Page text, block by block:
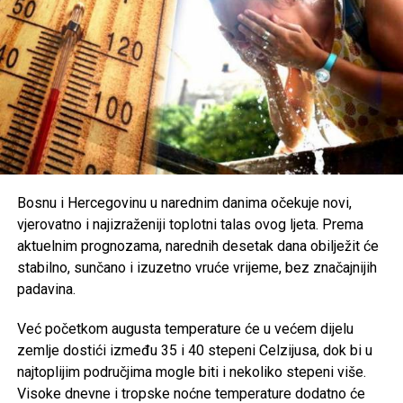
hidratacija, izbjegavanje boravka na otvorenom u
najtoplijem dijelu dana, nošenje lagane i svijetle odjeće te
zaštita od direktnog sunčevog zračenja.
Poseban oprez savjetuje sestarijim osobama, djeci,
hroničnim bolesnicima i svima koji rade na otvorenom
,
uz preporuku da se pridržavaju savjeta ljekara i, ukoliko je
moguće, borave u rashlađenim prostorijama tokom
najtoplijeg dijela dana.
Share Post
Share
Tweet Share
Bosnu i Hercegovinu u narednim danima očekuje novi,
vjerovatno i najizraženiji toplotni talas ovog ljeta. Prema
aktuelnim prognozama, narednih desetak dana obilježit će
stabilno, sunčano i izuzetno vruće vrijeme, bez značajnijih
padavina.
Već početkom augusta temperature će u većem dijelu
zemlje dostići između 35 i 40 stepeni Celzijusa, dok bi u
najtoplijim područjima mogle biti i nekoliko stepeni više.
Visoke dnevne i tropske noćne temperature dodatno će